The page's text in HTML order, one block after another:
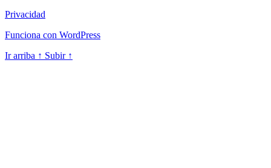
Privacidad
Funciona con WordPress
Ir arriba ↑ Subir ↑